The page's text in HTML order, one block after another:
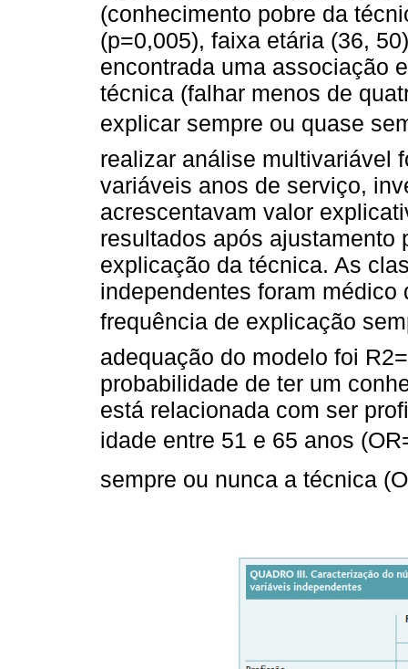
(conhecimento pobre da
(p=0,005), faixa etária (36,
encontrada uma associação
técnica (falhar menos de
explicar sempre ou quase
realizar análise multivariável
variáveis anos de serviço,
acrescentavam valor
resultados após ajustamento
explicação da técnica. As
independentes foram
frequência de explicação
adequação do modelo foi
probabilidade de ter um
está relacionada com ser
idade entre 51 e 65 anos
sempre ou nunca a técnica